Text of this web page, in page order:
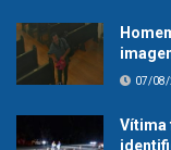
07/
Vítima